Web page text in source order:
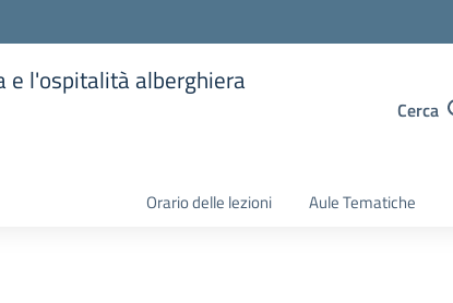
e l'ospitalità alberghiera
Cerca
Orario delle lezioni Aule Tematiche